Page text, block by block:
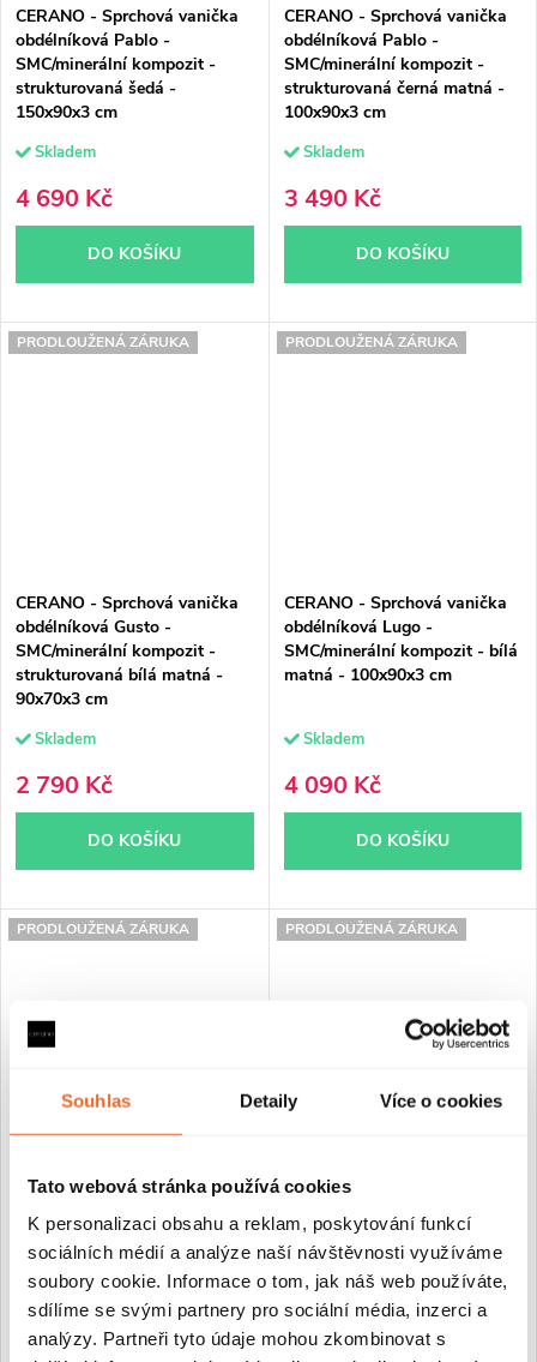
Souhlas Detaily Více o cookies
Tato webová stránka používá cookies
K personalizaci obsahu a reklam, poskytování funkcí
sociálních médií a analýze naší návštěvnosti využíváme
soubory cookie. Informace o tom, jak náš web používáte,
sdílíme se svými partnery pro sociální média, inzerci a
analýzy. Partneři tyto údaje mohou zkombinovat s
CERANO - Sprchová vanička
obdélníková Pablo -
SMC/minerální kompozit -
strukturovaná šedá -
150x90x3 cm
Skladem
4 690 Kč
DO KOŠÍKU
CERANO - Sprchová vanička
obdélníková Pablo -
SMC/minerální kompozit -
strukturovaná černá matná -
100x90x3 cm
Skladem
3 490 Kč
DO KOŠÍKU
PRODLOUŽENÁ ZÁRUKA
CERANO - Sprchová vanička
obdélníková Gusto -
SMC/minerální kompozit -
strukturovaná bílá matná -
90x70x3 cm
Skladem
2 790 Kč
DO KOŠÍKU
PRODLOUŽENÁ ZÁRUKA
CERANO - Sprchová vanička
obdélníková Lugo -
SMC/minerální kompozit - bílá
matná - 100x90x3 cm
Skladem
4 090 Kč
DO KOŠÍKU
PRODLOUŽENÁ ZÁRUKA
CERANO - Sprchová vanička
obdélníková Pablo -
SMC/minerální kompozit -
strukturovaná bílá matná -
140x80x3 cm
PRODLOUŽENÁ ZÁRUKA
CERANO - Sprchová vanička
obdélníková Piato - litý
mramor - bílá lesklá -
110x80x3 cm